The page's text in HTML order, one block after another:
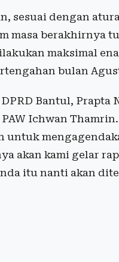
sesuai dengan
masa berakhirnya
maksimal
bulan
Bantul,
Ichwan
untuk
akan kami gelar
itu nanti akan